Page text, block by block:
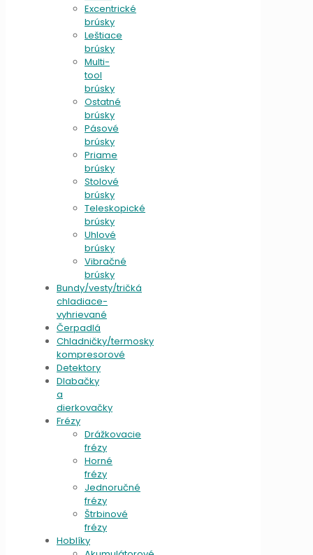
Excentrické
brúsky
Leštiace
brúsky
Multi-
tool
brúsky
Ostatné
brúsky
Pásové
brúsky
Priame
brúsky
Stolové
brúsky
Teleskopické
brúsky
Uhlové
brúsky
Vibračné
brúsky
Bundy/vesty/tričká
chladiace-
vyhrievané
Čerpadlá
Chladničky/termosky
kompresorové
Detektory
Dlabačky
a
dierkovačky
Frézy
Drážkovacie
frézy
Horné
frézy
Jednoručné
frézy
Štrbinové
frézy
Hoblíky